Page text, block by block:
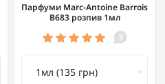
Парфуми Marc-Antoine Barrois
B683 розпив 1мл
3